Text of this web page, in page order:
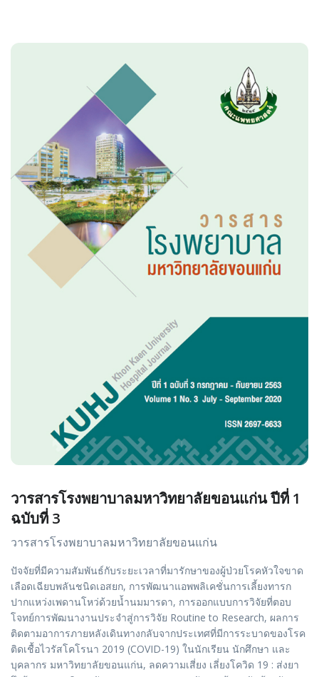
วารสารโรงพยาบาลมหาวิทยาลัยขอนแก่น ปีที่ 1
ฉบับที่ 3
วารสารโรงพยาบาลมหาวิทยาลัยขอนแก่น
ปัจจัยที่มีความสัมพันธ์กับระยะเวลาที่มารักษาของผู้ป่วยโรคหัวใจขาด
เลือดเฉียบพลันชนิดเอสยก, การพัฒนาแอพพลิเคชั่นการเลี้ยงทารก
ปากแหว่งเพดานโหว่ด้วยนํ้านมมารดา, การออกแบบการวิจัยที่ตอบ
โจทย์การพัฒนางานประจำสู่การวิจัย Routine to Research, ผลการ
ติดตามอาการภายหลังเดินทางกลับจากประเทศที่มีการระบาดของโรค
ติดเชื้อไวรัสโคโรนา 2019 (COVID-19) ในนักเรียน นักศึกษา และ
บุคลากร มหาวิทยาลัยขอนแก่น, ลดความเสี่ยง เลี่ยงโควิด 19 : ส่งยา